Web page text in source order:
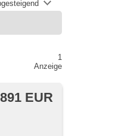
1
Anzeige
EUR